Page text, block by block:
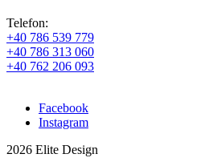
Telefon:
+40 786 539 779
+40 786 313 060
+40 762 206 093
Facebook
Instagram
2026 Elite Design